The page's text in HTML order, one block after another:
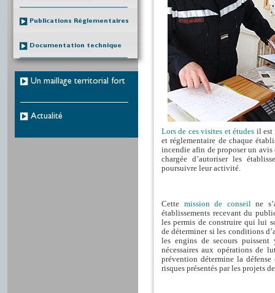
Publications Réglementaires
Documentation technique
Un maillage territorial fort
Actualité
Lors de ces visites et études il est
et réglementaire de chaque
incendie afin de proposer un
chargée d’autoriser les
poursuivre leur activité.
Cette mission de conseilne
établissements recevant du
les permis de construire qui lui
de déterminer si les conditions
les engins de secours
nécessaires aux opérations de
prévention détermine la
risques présentés par les projets